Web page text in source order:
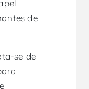
de
se de